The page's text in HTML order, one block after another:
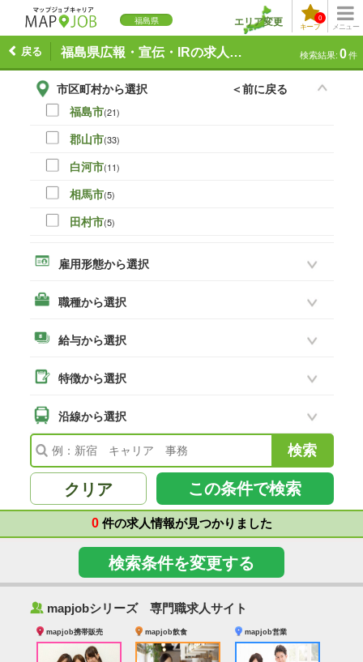
福島県
メニュー
キープ
0
エリア変更
福島県広報・宣伝・IRの求人一覧
戻る 検索結果: 0件
市区町村から選択
＜前に戻る
福島市(21)
郡山市(33)
白河市(11)
相馬市(5)
田村市(5)
いわき市(19)
須賀川市(14)
二本松市(8)
南相馬市(2)
会津若松市
福島県その他(41)
雇用形態から選択
職種から選択
給与から選択
特徴から選択
沿線から選択
クリア この条件で検索
0件の求人情報が見つかりました
検索条件を変更する
‰ mapjobシリーズ 専門職求人サイト
mapjob携帯販売 mapjob飲食 mapjob営業